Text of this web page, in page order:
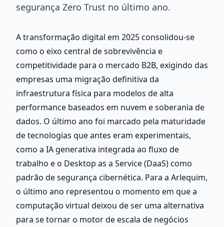
segurança Zero Trust no último ano.
A transformação digital em 2025 consolidou-se
como o eixo central de sobrevivência e
competitividade para o mercado B2B, exigindo das
empresas uma migração definitiva da
infraestrutura física para modelos de alta
performance baseados em nuvem e soberania de
dados. O último ano foi marcado pela maturidade
de tecnologias que antes eram experimentais,
como a IA generativa integrada ao fluxo de
trabalho e o Desktop as a Service (DaaS) como
padrão de segurança cibernética. Para a Arlequim,
o último ano representou o momento em que a
computação virtual deixou de ser uma alternativa
para se tornar o motor de escala de negócios